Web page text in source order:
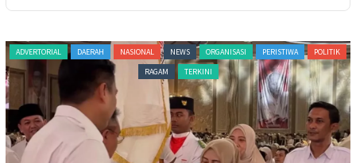
ADVERTORIAL NASIONAL NEWS ORGANISASI PERISTIWA POLITIK
RAGAM
TERKINI